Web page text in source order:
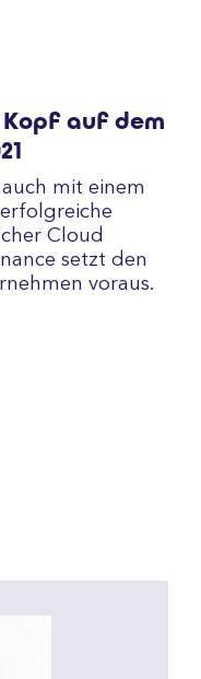
auf dem
mit einem
Cloud
setzt den
voraus.